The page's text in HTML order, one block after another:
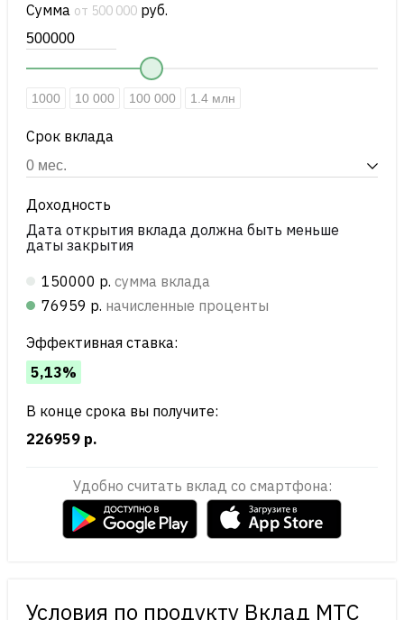
Сумма от 500 000руб.
1000 10 000 100 000 1.4 млн
Срок вклада
Доходность
Дата открытия вклада должна быть меньше
даты закрытия
150000 р. сумма вклада
76959 р. начисленные проценты
Эффективная ставка:
5,13%
В конце срока вы получите:
226959 р.
Удобно считать вклад со смартфона:
Условия по продукту Вклад МТС